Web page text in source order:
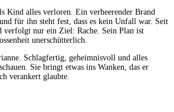
Kind alles verloren. Ein verheerender Brand
für ihn steht fest, dass es kein Unfall war. Seit
verfolgt nur ein Ziel: Rache. Sein Plan ist
unerschütterlich.
Schlagfertig, geheimnisvoll und alles
Sie bringt etwas ins Wanken, das er
verankert glaubte.